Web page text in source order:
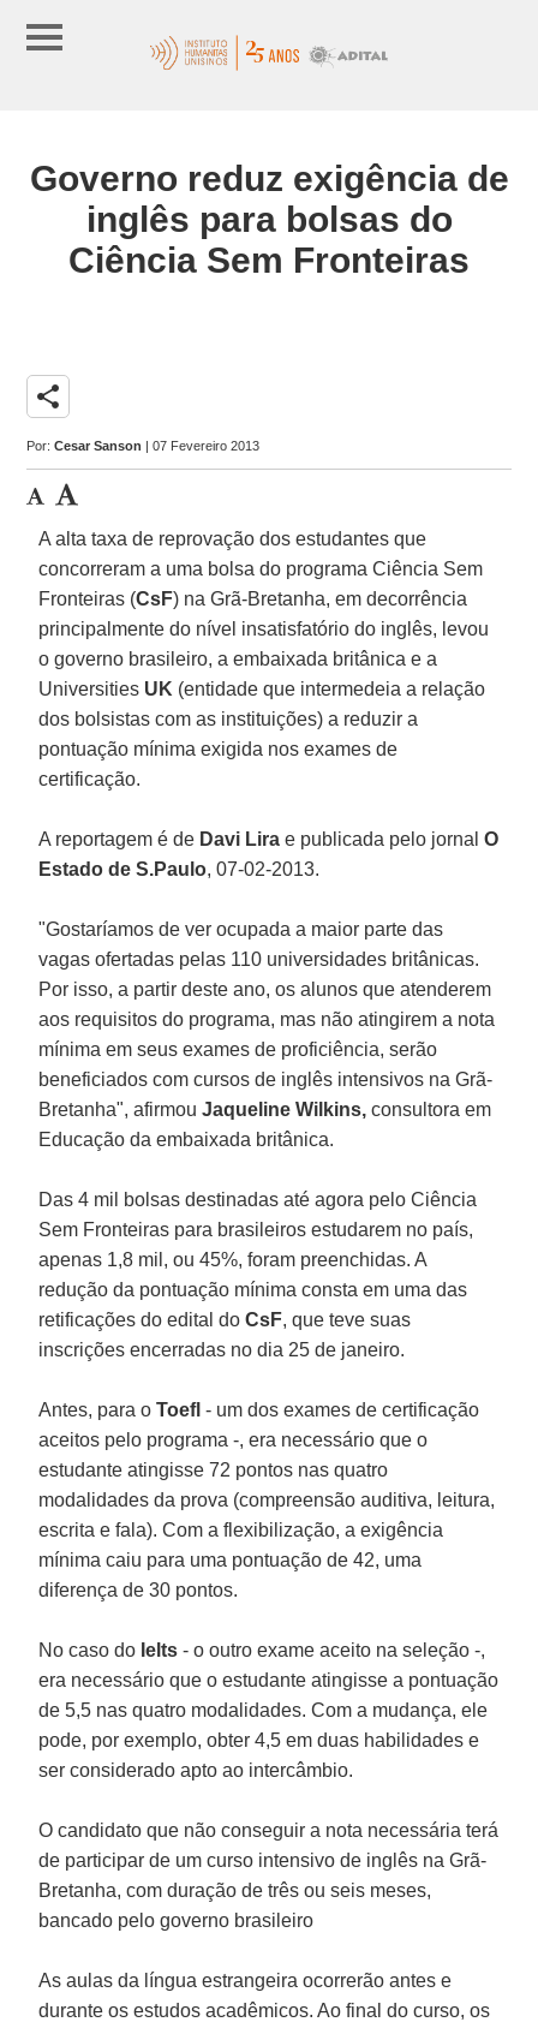
Governo reduz exigência de
inglês para bolsas do
Ciência Sem Fronteiras
share
Por:Cesar Sanson | 07 Fevereiro 2013
A alta taxa de reprovação dos estudantes que
concorreram a uma bolsa do programa Ciência Sem
Fronteiras (CsF) na Grã-Bretanha, em decorrência
principalmente do nível insatisfatório do inglês, levou
o governo brasileiro, a embaixada britânica e a
Universities UK (entidade que intermedeia a relação
dos bolsistas com as instituições) a reduzir a
pontuação mínima exigida nos exames de
certificação.
A reportagem é de Davi Lirae publicada pelo jornalO
Estado de S.Paulo, 07-02-2013.
"Gostaríamos de ver ocupada a maior parte das
vagas ofertadas pelas 110 universidades britânicas.
Por isso, a partir deste ano, os alunos que atenderem
aos requisitos do programa, mas não atingirem a nota
mínima em seus exames de proficiência, serão
beneficiados com cursos de inglês intensivos na Grã-
Bretanha", afirmouJaqueline Wilkins, consultora em
Educação da embaixada britânica.
Das 4 mil bolsas destinadas até agora pelo Ciência
Sem Fronteiras para brasileiros estudarem no país,
apenas 1,8 mil, ou 45%, foram preenchidas. A
redução da pontuação mínima consta em uma das
retificações do edital doCsF, que teve suas
inscrições encerradas no dia 25 de janeiro.
Antes, para oToefl- um dos exames de certificação
aceitos pelo programa -, era necessário que o
estudante atingisse 72 pontos nas quatro
modalidades da prova (compreensão auditiva, leitura,
escrita e fala). Com a flexibilização, a exigência
mínima caiu para uma pontuação de 42, uma
diferença de 30 pontos.
No caso do Ielts- o outro exame aceito na seleção -,
era necessário que o estudante atingisse a pontuação
de 5,5 nas quatro modalidades. Com a mudança, ele
pode, por exemplo, obter 4,5 em duas habilidades e
ser considerado apto ao intercâmbio.
O candidato que não conseguir a nota necessária terá
de participar de um curso intensivo de inglês na Grã-
Bretanha, com duração de três ou seis meses,
bancado pelo governo brasileiro
As aulas da língua estrangeira ocorrerão antes e
durante os estudos acadêmicos. Ao final do curso, os